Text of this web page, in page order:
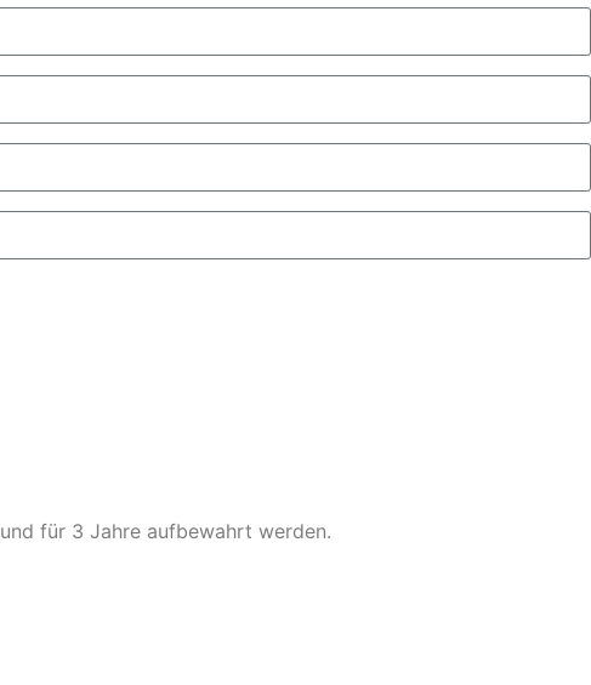
für 3 Jahre aufbewahrt werden.